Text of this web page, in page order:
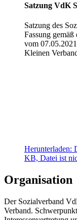
Satzung VdK
Satzung des
Fassung
vom
Kleinen
Herunterladen:
KB, Datei ist
Organisation
Der Sozialverband
Verband.